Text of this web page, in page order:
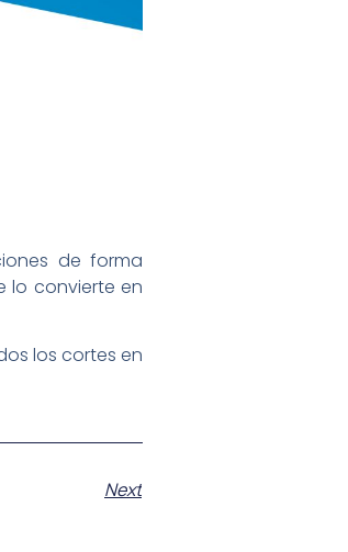
de forma
lo convierte en
los cortes en
Next